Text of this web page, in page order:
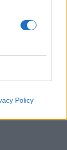
Policy
νέους
που
Πολιτείες
-